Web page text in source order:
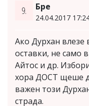
9. Бре
24.04.2017
Ако Дурхан
оставки, не само
Айтос и др.
хора ДОСТ щеше
важен този
страда.